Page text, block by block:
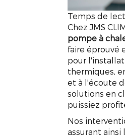
Temps de
Chez JMS
pompe à
faire éprouvé
pour
thermiques,
et à l'écoute
solutions en
puissiez
Nos
assurant